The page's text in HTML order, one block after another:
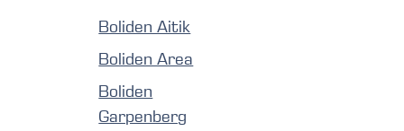
Boliden Aitik
Boliden Area
Boliden
Garpenberg